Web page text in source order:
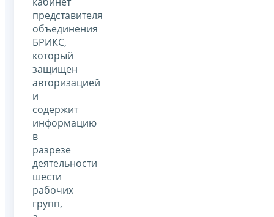
представителя
объединения
БРИКС,
который
защищен
авторизацией
и
содержит
информацию
в
разрезе
деятельности
шести
рабочих
групп,